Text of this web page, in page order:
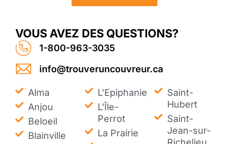
VOUS AVEZ DES QUESTIONS?
1-800-963-3035
info@trouveruncouvreur.ca
Alma
Anjou
Beloeil
Blainville
L'Epiphanie
L'Île-
Perrot
La Prairie
Saint-
Hubert
Saint-
Jean-sur-